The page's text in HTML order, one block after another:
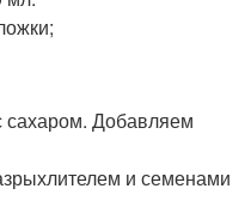
сахаром. Добавляем
и семенами